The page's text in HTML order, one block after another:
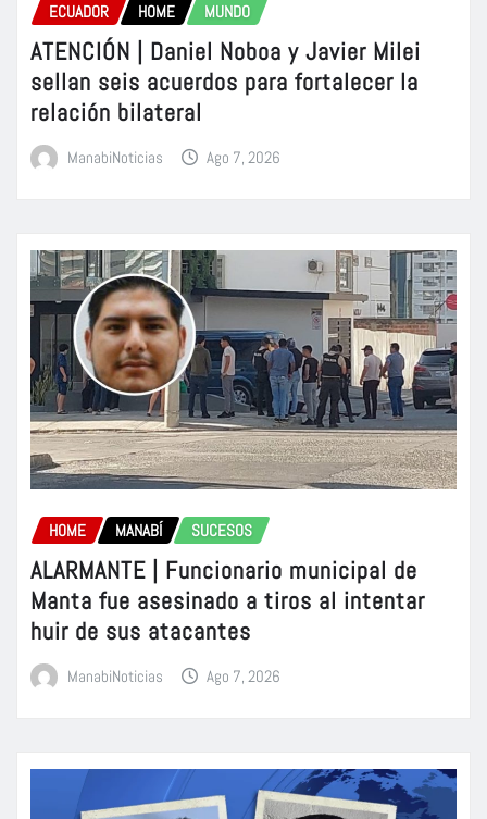
ECUADOR HOME MUNDO
ATENCIÓN | Daniel Noboa y Javier Milei
sellan seis acuerdos para fortalecer la
relación bilateral
ManabiNoticias Ago 7, 2026
HOME MANABÍ SUCESOS
ALARMANTE | Funcionario municipal de
Manta fue asesinado a tiros al intentar
huir de sus atacantes
ManabiNoticias Ago 7, 2026